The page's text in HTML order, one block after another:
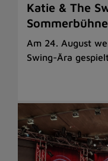
Katie & The
Sommerbühne
Am 24. August
Swing-Ära